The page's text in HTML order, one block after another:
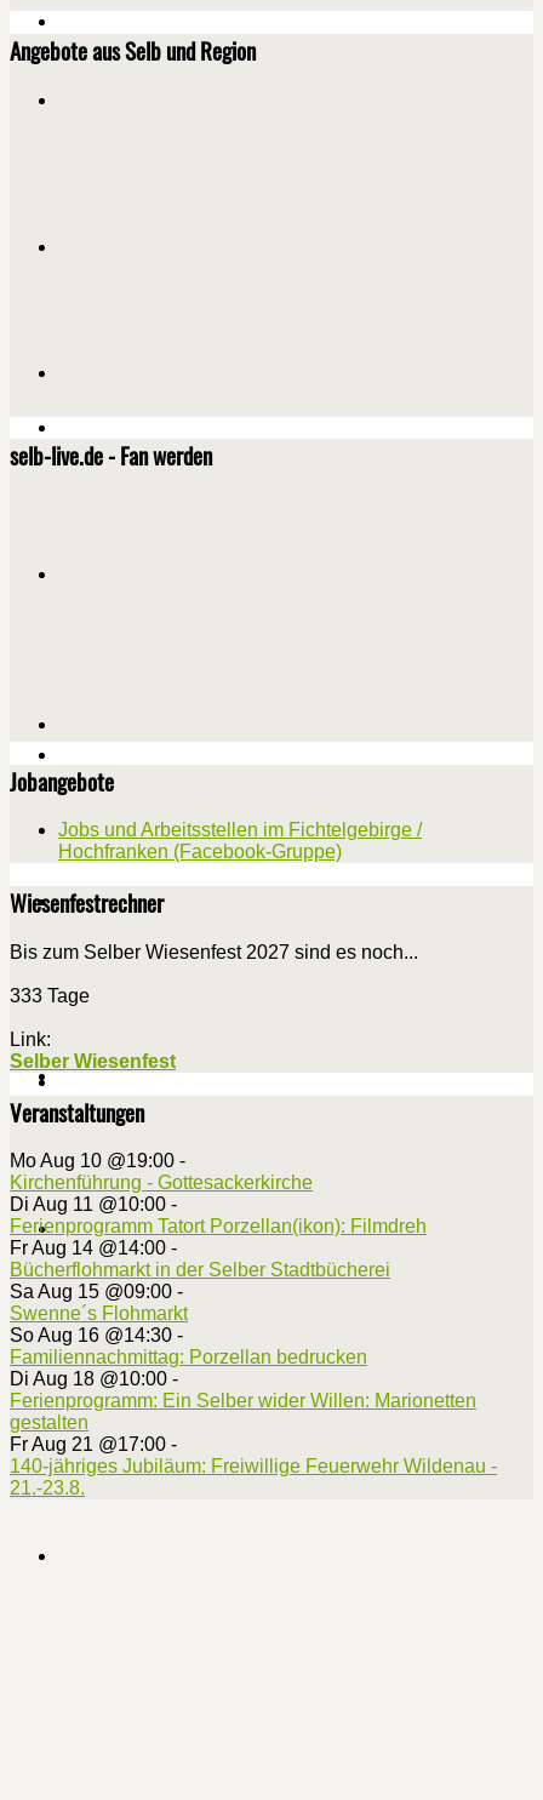
Angebote aus Selb und Region
selb-live.de - Fan werden
Jobangebote
Jobs und Arbeitsstellen im Fichtelgebirge /
Hochfranken (Facebook-Gruppe)
Wiesenfestrechner
Bis zum Selber Wiesenfest 2027 sind es noch...
333 Tage
Link:
Selber Wiesenfest
Veranstaltungen
Mo Aug 10 @19:00 -
Kirchenführung - Gottesackerkirche
Di Aug 11 @10:00 -
Ferienprogramm Tatort Porzellan(ikon): Filmdreh
Fr Aug 14 @14:00 -
Bücherflohmarkt in der Selber Stadtbücherei
Sa Aug 15 @09:00 -
Swenne´s Flohmarkt
So Aug 16 @14:30 -
Familiennachmittag: Porzellan bedrucken
Di Aug 18 @10:00 -
Ferienprogramm: Ein Selber wider Willen: Marionetten
gestalten
Fr Aug 21 @17:00 -
140-jähriges Jubiläum: Freiwillige Feuerwehr Wildenau -
21.-23.8.